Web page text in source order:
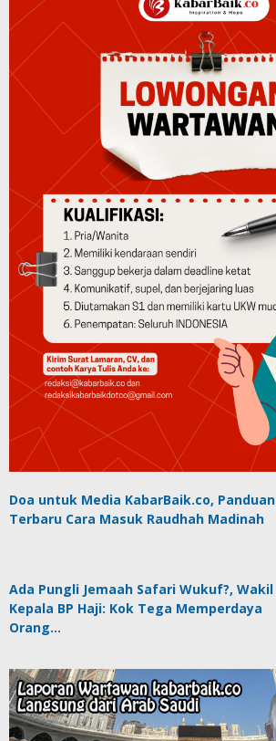
Doa untuk Media KabarBaik.co, Panduan
Terbaru Cara Masuk Raudhah Madinah
Ada Pungli Jemaah Safari Wukuf?, Wakil
Kepala BP Haji: Kok Tega Memperdaya
Orang…